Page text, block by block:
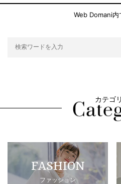
Web Domani内
カテゴ
FASHION
ファッション